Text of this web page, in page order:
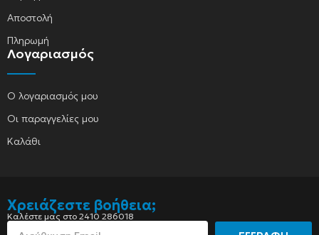
Αποστολή
Πληρωμή
Λογαριασμός
Ο λογαριασμός μου
Οι παραγγελίες μου
Καλάθι
Χρειάζεστε βοήθεια;
Καλέστε μας στο 2410 286018